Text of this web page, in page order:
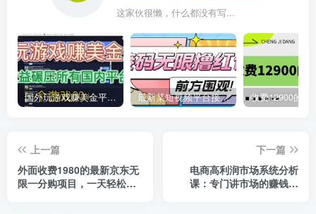
这家伙很懒，什么都没有写...
国外玩游戏赚美金平台，一个游戏60+，收益碾压国内所有平台 最新某短视频平台接码看广告，无限撸1.3元项目【软件+详细操作教程】
上一篇
外面收费1980的最新京东无
限一分购项目，一天轻松几
下一篇
电商高利润市场系统分析
课：专门讲市场的赚钱机